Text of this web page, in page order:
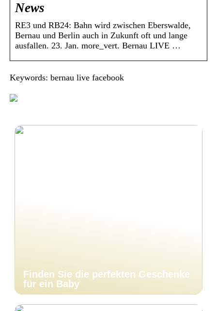
News
RE3 und RB24: Bahn wird zwischen Eberswalde,
Bernau und Berlin auch in Zukunft oft und lange
ausfallen. 23. Jan. more_vert. Bernau LIVE …
Keywords: bernau live facebook
Finden Sie die perfekten Geschenke
für ein Baby